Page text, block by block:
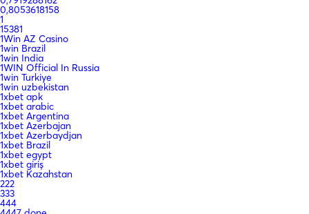
0,8053618158
1
15381
1Win AZ Casino
1win Brazil
1win India
1WIN Official In Russia
1win Turkiye
1win uzbekistan
1xbet apk
1xbet arabic
1xbet Argentina
1xbet Azerbajan
1xbet Azerbaydjan
1xbet Brazil
1xbet egypt
1xbet giriş
1xbet Kazahstan
222
333
444